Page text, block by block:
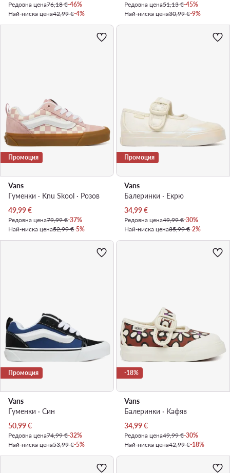
Редовна цена76,18 €-46%
Най-ниска цена42,99 €-4%
Редовна цена51,13 €-45%
Най-ниска цена30,99 €-9%
Промоция
Vans
Гуменки · Knu Skool · Розов
Актуална цена
49,99€
Редовна цена79,99 €-37%
Най-ниска цена52,99 €-5%
Промоция
Vans
Балеринки · Екрю
Актуална цена
34,99€
Редовна цена49,99 €-30%
Най-ниска цена35,99 €-2%
Промоция
Vans
Гуменки · Син
Актуална цена
50,99€
Редовна цена74,99 €-32%
Най-ниска цена53,99 €-5%
-18%
Vans
Балеринки · Кафяв
Актуална цена
34,99€
Редовна цена49,99 €-30%
Най-ниска цена42,99 €-18%